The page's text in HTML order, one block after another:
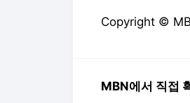
Copyright ©
MBN에서 직접